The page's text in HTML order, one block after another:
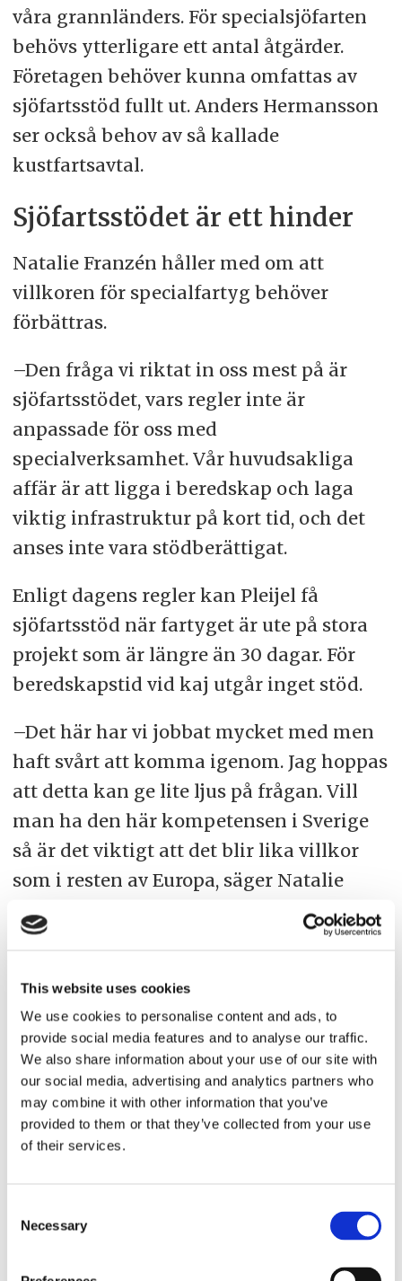
This website uses cookies
We use cookies to personalise content and ads, to
provide social media features and to analyse our traffic.
We also share information about your use of our site with
our social media, advertising and analytics partners who
may combine it with other information that you’ve
provided to them or that they’ve collected from your use
of their services.
Selection
Necessary
våra grannländers. För specialsjöfarten
behövs ytterligare ett antal åtgärder.
Företagen behöver kunna omfattas av
sjöfartsstöd fullt ut. Anders Hermansson
ser också behov av så kallade
kustfartsavtal.
Sjöfartsstödet är ett hinder
Natalie Franzén håller med om att
villkoren för specialfartyg behöver
förbättras.
–Den fråga vi riktat in oss mest på är
sjöfartsstödet, vars regler inte är
anpassade för oss med
specialverksamhet. Vår huvudsakliga
affär är att ligga i beredskap och laga
viktig infrastruktur på kort tid, och det
anses inte vara stödberättigat.
Enligt dagens regler kan Pleijel få
sjöfartsstöd när fartyget är ute på stora
projekt som är längre än 30 dagar. För
beredskapstid vid kaj utgår inget stöd.
–Det här har vi jobbat mycket med men
haft svårt att komma igenom. Jag hoppas
att detta kan ge lite ljus på frågan. Vill
man ha den här kompetensen i Sverige
så är det viktigt att det blir lika villkor
som i resten av Europa, säger Natalie
Franzén.
Baltic Offshore är delägare i ett norskt
bolag med liknande verksamhet och har
hyrt in ett norskflaggat mindre fartyg
som ligger i beredskap i Kalmar.
–Det fartyget kunde ha varit